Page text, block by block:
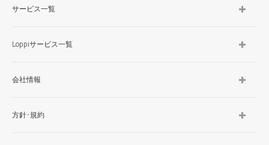
サービス一覧
Loppiサービス一覧
会社情報
方針･規約